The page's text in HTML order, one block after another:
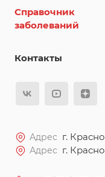
Справочник
заболеваний
Контакты
Адрес г.
Адрес г.